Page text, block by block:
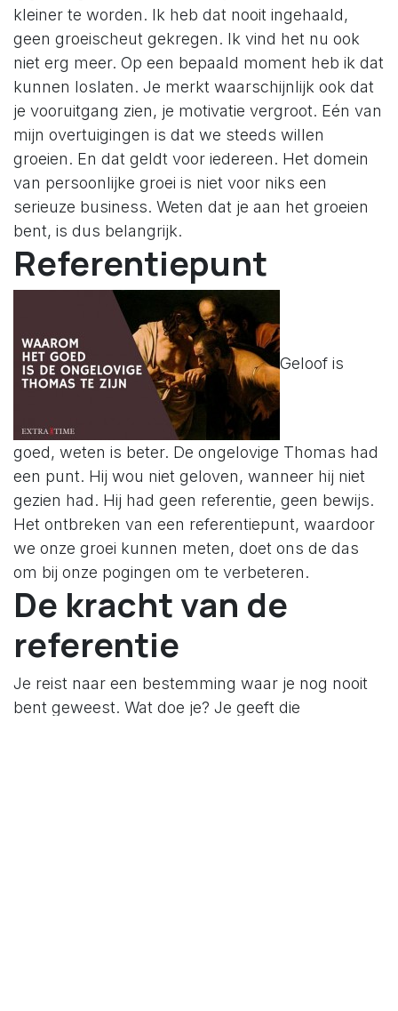
kleiner te worden. Ik heb dat nooit ingehaald,
geen groeischeut gekregen. Ik vind het nu ook
niet erg meer. Op een bepaald moment heb ik dat
kunnen loslaten. Je merkt waarschijnlijk ook dat
je vooruitgang zien, je motivatie vergroot. Eén van
mijn overtuigingen is dat we steeds willen
groeien. En dat geldt voor iedereen. Het domein
van persoonlijke groei is niet voor niks een
serieuze business. Weten dat je aan het groeien
bent, is dus belangrijk.
Referentiepunt
Geloof is
goed, weten is beter. De ongelovige Thomas had
een punt. Hij wou niet geloven, wanneer hij niet
gezien had. Hij had geen referentie, geen bewijs.
Het ontbreken van een referentiepunt, waardoor
we onze groei kunnen meten, doet ons de das
om bij onze pogingen om te verbeteren.
De kracht van de
referentie
Je reist naar een bestemming waar je nog nooit
bent geweest. Wat doe je? Je geeft die